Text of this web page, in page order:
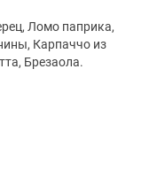
Ломо паприка,
Карпаччо из
Брезаола.